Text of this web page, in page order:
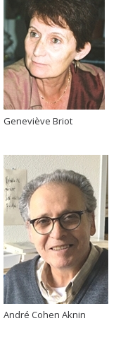
Geneviève Briot
André Cohen Aknin